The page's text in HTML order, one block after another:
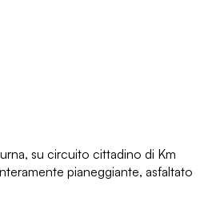
su circuito cittadino di Km
pianeggiante, asfaltato